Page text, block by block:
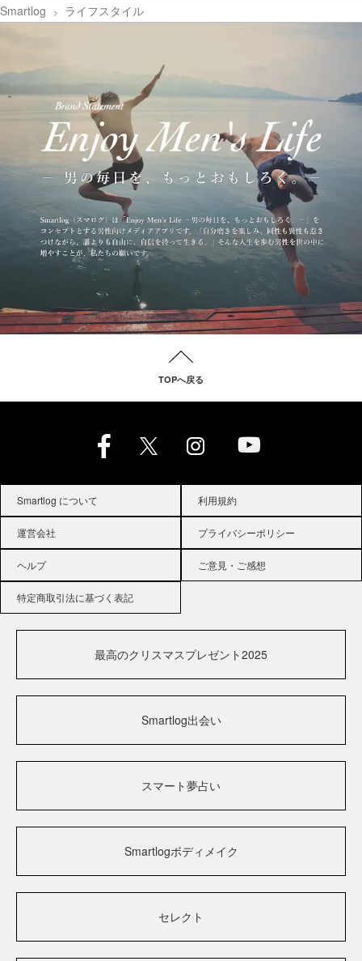
Smartlog ライフスタイル
TOPへ戻る
Smartlog について 利用規約
運営会社 プライバシーポリシー
ヘルプ ご意見・ご感想
特定商取引法に基づく表記
最高のクリスマスプレゼント2025
Smartlog出会い
スマート夢占い
Smartlogボディメイク
セレクト